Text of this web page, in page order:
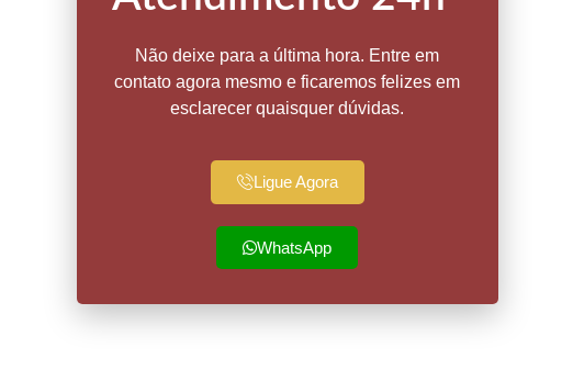
Não deixe para a última hora. Entre em
contato agora mesmo e ficaremos felizes em
esclarecer quaisquer dúvidas.
Ligue Agora
WhatsApp